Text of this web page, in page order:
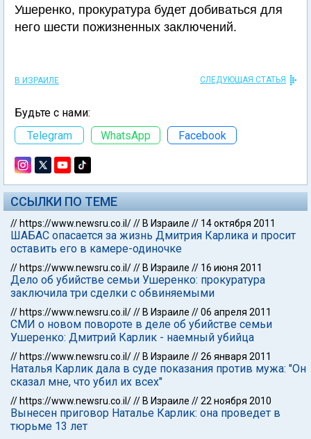
Ушеренко, прокуратура будет добиваться для
него шести пожизненных заключений.
В ИЗРАИЛЕ СЛЕДУЮЩАЯ СТАТЬЯ
Будьте с нами:
Telegram
WhatsApp Facebook
ССЫЛКИ ПО ТЕМЕ
// https://www.newsru.co.il/// В Израиле // 14 октября 2011
ШАБАС опасается за жизнь Дмитрия Карлика и просит
оставить его в камере-одиночке
// https://www.newsru.co.il/// В Израиле // 16 июня 2011
Дело об убийстве семьи Ушеренко: прокуратура
заключила три сделки с обвиняемыми
// https://www.newsru.co.il/// В Израиле //06 апреля 2011
СМИ о новом повороте в деле об убийстве семьи
Ушеренко: Дмитрий Карлик - наемный убийца
// https://www.newsru.co.il/// В Израиле //26 января 2011
Наталья Карлик дала в суде показания против мужа: "Он
сказал мне, что убил их всех"
// https://www.newsru.co.il/// В Израиле //22 ноября 2010
Вынесен приговор Наталье Карлик: она проведет в
тюрьме 13 лет